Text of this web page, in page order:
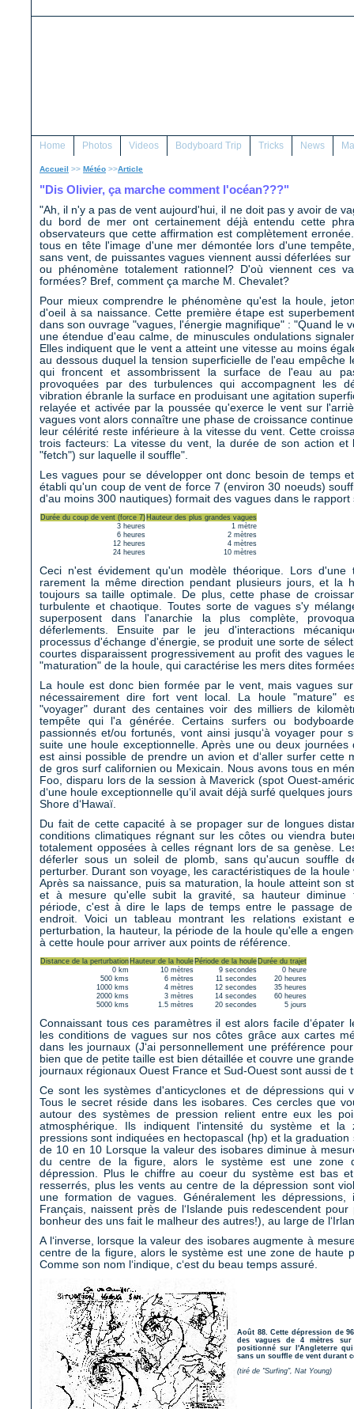
Home Photos Videos Bodyboard Trip Tricks News
Accueil >> Météo >>Article
"Dis Olivier, ça marche comment l'océan???"
"Ah, il n'y a pas de vent aujourd'hui, il ne doit pas y avoir de
du bord de mer ont certainement déjà entendu cette
observateurs que cette affirmation est complètement
tous en tête l'image d'une mer démontée lors d'une
sans vent, de puissantes vagues viennent aussi déferlées
ou phénomène totalement rationnel? D'où viennent ces
formées? Bref, comment ça marche M. Chevalet?
Pour mieux comprendre le phénomène qu'est la houle,
d'oeil à sa naissance. Cette première étape est
dans son ouvrage "vagues, l'énergie magnifique" : "Quand le
une étendue d'eau calme, de minuscules ondulations
Elles indiquent que le vent a atteint une vitesse au moins
au dessous duquel la tension superficielle de l'eau empêche
qui froncent et assombrissent la surface de l'eau au
provoquées par des turbulences qui accompagnent les
vibration ébranle la surface en produisant une agitation
relayée et activée par la poussée qu'exerce le vent sur
vagues vont alors connaître une phase de croissance
leur célérité reste inférieure à la vitesse du vent. Cette
trois facteurs: La vitesse du vent, la durée de son action et
"fetch") sur laquelle il souffle".
Les vagues pour se développer ont donc besoin de temps
établi qu'un coup de vent de force 7 (environ 30 noeuds)
d'au moins 300 nautiques) formait des vagues dans le rapport
Durée du coup de vent (force 7) Hauteur des plus grandes vagues
3 heures
1 mètre
6 heures
2 mètres
12 heures
4 mètres
24 heures
10 mètres
Ceci n'est évidement qu'un modèle théorique. Lors d'une
rarement la même direction pendant plusieurs jours, et la
toujours sa taille optimale. De plus, cette phase de
turbulente et chaotique. Toutes sorte de vagues s'y
superposent dans l'anarchie la plus complète,
déferlements. Ensuite par le jeu d'interactions
processus d'échange d'énergie, se produit une sorte de
courtes disparaissent progressivement au profit des vagues
"maturation" de la houle, qui caractérise les mers dites
La houle est donc bien formée par le vent, mais vagues
nécessairement dire fort vent local. La houle "mature"
"voyager" durant des centaines voir des milliers de
tempête qui l'a générée. Certains surfers ou
passionnés et/ou fortunés, vont ainsi jusqu‘à voyager pour
suite une houle exceptionnelle. Après une ou deux
est ainsi possible de prendre un avion et d‘aller surfer cette
de gros surf californien ou Mexicain. Nous avons tous en
Foo, disparu lors de la session à Maverick (spot Ouest-
d‘une houle exceptionnelle qu‘il avait déjà surfé quelques
Shore d‘Hawaï.
Du fait de cette capacité à se propager sur de longues
conditions climatiques régnant sur les côtes ou viendra
totalement opposées à celles régnant lors de sa genèse.
déferler sous un soleil de plomb, sans qu'aucun souffle
perturber. Durant son voyage, les caractéristiques de la
Après sa naissance, puis sa maturation, la houle atteint son
et à mesure qu'elle subit la gravité, sa hauteur diminue
période, c'est à dire le laps de temps entre le passage
endroit. Voici un tableau montrant les relations existant
perturbation, la hauteur, la période de la houle qu'elle a
à cette houle pour arriver aux points de référence.
Distance de la perturbation Hauteur de la houle Période de la houle Durée du trajet
0 km
10 mètres 9 secondes
0 heure
500 kms
6 mètres 11 secondes
20 heures
1000 kms
4 mètres 12 secondes
35 heures
2000 kms
3 mètres 14 secondes
60 heures
5000 kms
1.5 mètres 20 secondes 5 jours
Connaissant tous ces paramètres il est alors facile d‘épater
les conditions de vagues sur nos côtes grâce aux cartes
dans les journaux (J‘ai personnellement une préférence
bien que de petite taille est bien détaillée et couvre une
journaux régionaux Ouest France et Sud-Ouest sont aussi de
Ce sont les systèmes d'anticyclones et de dépressions qui
Tous le secret réside dans les isobares. Ces cercles que
autour des systèmes de pression relient entre eux les
atmosphérique. Ils indiquent l'intensité du système et la
pressions sont indiquées en hectopascal (hp) et la graduation
de 10 en 10 Lorsque la valeur des isobares diminue à
du centre de la figure, alors le système est une zone
dépression. Plus le chiffre au coeur du système est bas
resserrés, plus les vents au centre de la dépression sont
une formation de vagues. Généralement les dépressions,
Français, naissent près de l‘Islande puis redescendent
bonheur des uns fait le malheur des autres!), au large de
A l‘inverse, lorsque la valeur des isobares augmente à
centre de la figure, alors le système est une zone de haute
Comme son nom l‘indique, c‘est du beau temps assuré.
Août 88. Cette dépression de
des vagues de 4 mètres
positionné sur l'Angleterre
sans un souffle de vent durant
(tiré de "Surfing", Nat Young)